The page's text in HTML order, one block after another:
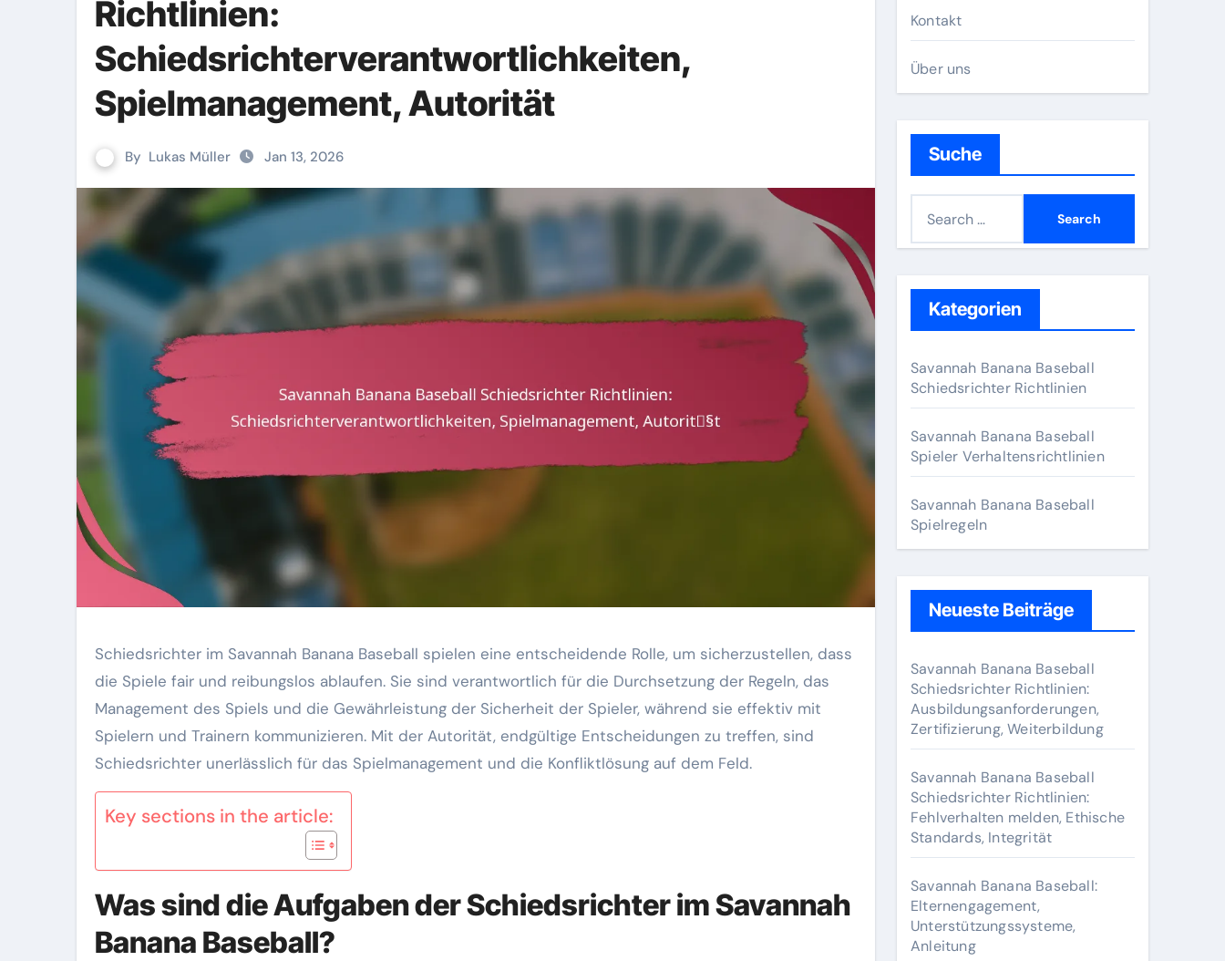
Richtlinien:
Schiedsrichterverantwortlichkeiten,
Spielmanagement, Autorität
By Lukas Müller Jan 13, 2026
Schiedsrichter im Savannah Banana Baseball spielen eine entscheidende Rolle, um sicherzustellen, dass
die Spiele fair und reibungslos ablaufen. Sie sind verantwortlich für die Durchsetzung der Regeln, das
Management des Spiels und die Gewährleistung der Sicherheit der Spieler, während sie effektiv mit
Spielern und Trainern kommunizieren. Mit der Autorität, endgültige Entscheidungen zu treffen, sind
Schiedsrichter unerlässlich für das Spielmanagement und die Konfliktlösung auf dem Feld.
Key sections in the article:
Was sind die Aufgaben der Schiedsrichter im Savannah
Banana Baseball?
Kontakt
Über uns
Suche
h
f
o
r
:
Kategorien
Savannah Banana Baseball
Schiedsrichter Richtlinien
Savannah Banana Baseball
Spieler Verhaltensrichtlinien
Savannah Banana Baseball
Spielregeln
Neueste Beiträge
Savannah Banana Baseball
Schiedsrichter Richtlinien:
Ausbildungsanforderungen,
Zertifizierung, Weiterbildung
Savannah Banana Baseball
Schiedsrichter Richtlinien:
Fehlverhalten melden, Ethische
Standards, Integrität
Savannah Banana Baseball:
Elternengagement,
Unterstützungssysteme,
Anleitung